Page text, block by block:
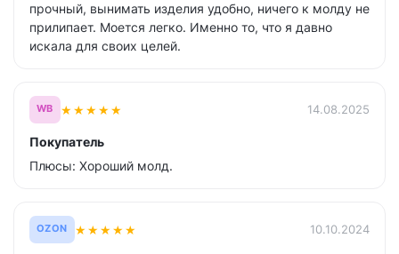
прочный, вынимать изделия удобно, ничего к молду не
прилипает. Моется легко. Именно то, что я давно
искала для своих целей.
WB ★★★★★ 14.08.2025
Покупатель
Плюсы: Хороший молд.
OZON ★★★★★ 10.10.2024